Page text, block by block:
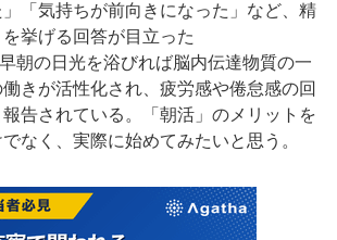
「気持ちが前向きになった」など、精
挙げる回答が目立った
朝の日光を浴びれば脳内伝達物質の一
きが活性化され、疲労感や倦怠感の回
告されている。「朝活」のメリットを
なく、実際に始めてみたいと思う。